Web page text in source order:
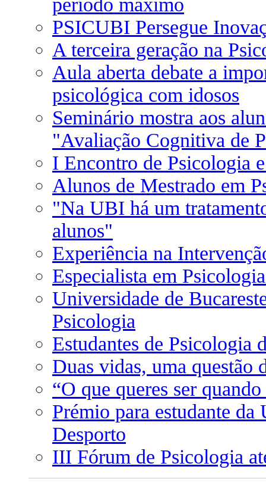
período máximo
PSICUBI Persegue
A terceira geração na
Aula aberta debate a
psicológica com idosos
Seminário mostra aos
"Avaliação Cognitiva de
I Encontro de Psicologia
Alunos de Mestrado em
"Na UBI há um
alunos"
Experiência na
Especialista em
Universidade de
Psicologia
Estudantes de Psicologia
Duas vidas, uma questão
“O que queres ser
Prémio para estudante
Desporto
III Fórum de Psicologia